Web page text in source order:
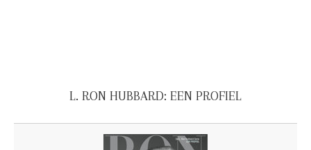
L. RON HUBBARD: EEN PROFIEL